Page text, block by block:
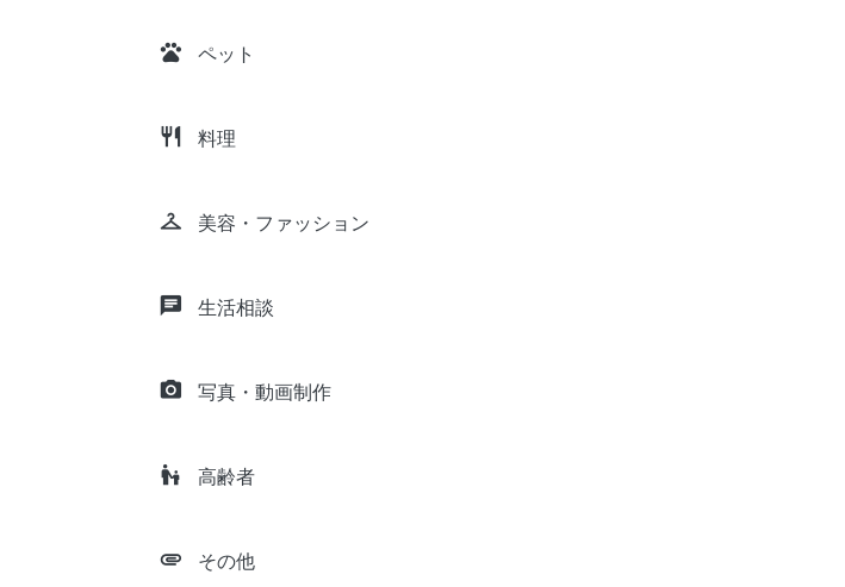
pets ペット
restaurant 料理
checkroom 美容・ファッション
chat 生活相談
camera_alt 写真・動画制作
escalator_warning 高齢者
attachment その他